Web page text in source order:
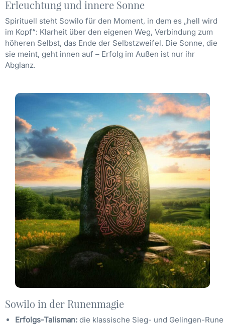
Erleuchtung und innere Sonne
Spirituell steht Sowilo für den Moment, in dem es „hell wird
im Kopf“: Klarheit über den eigenen Weg, Verbindung zum
höheren Selbst, das Ende der Selbstzweifel. Die Sonne, die
sie meint, geht innen auf – Erfolg im Außen ist nur ihr
Abglanz.
Sowilo in der Runenmagie
Erfolgs-Talisman: die klassische Sieg- und Gelingen-Rune